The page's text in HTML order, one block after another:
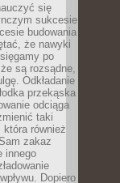
się
sukcesie
budowania
że nawyki
po
są rozsądne,
Odkładanie
przekąska
odciąga
taki
również
zakaz
innego
Dopiero